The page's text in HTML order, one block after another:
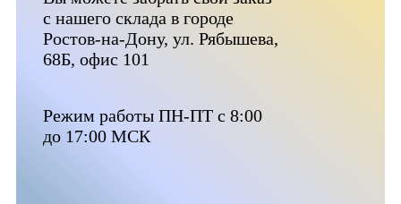
с нашего склада в городе
Ростов-на-Дону, ул. Рябышева,
68Б, офис 101
Режим работы ПН-ПТ с 8:00
до 17:00 МСК